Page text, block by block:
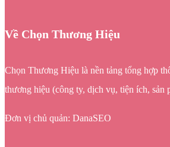
Về Chọn Thương Hiệu
Chọn Thương Hiệu là nền tảng tổng hợp
thương hiệu (công ty, dịch vụ, tiện ích, sản
Đơn vị chủ quản: DanaSEO